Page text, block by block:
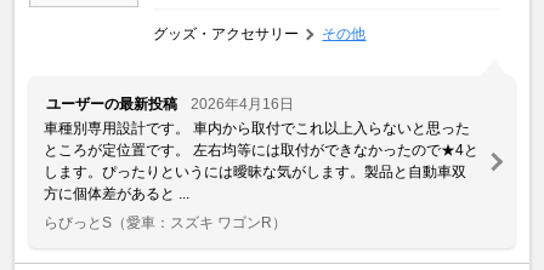
グッズ・アクセサリー その他
ユーザーの最新投稿
2026年4月16日
車種別専用設計です。 車内から取付でこれ以上入らないと思った
ところが定位置です。 左右均等には取付ができなかったので★4と
します。ぴったりというには曖昧な気がします。製品と自動車双
方に個体差があると ...
らびっとS （愛車：スズキ ワゴンR）